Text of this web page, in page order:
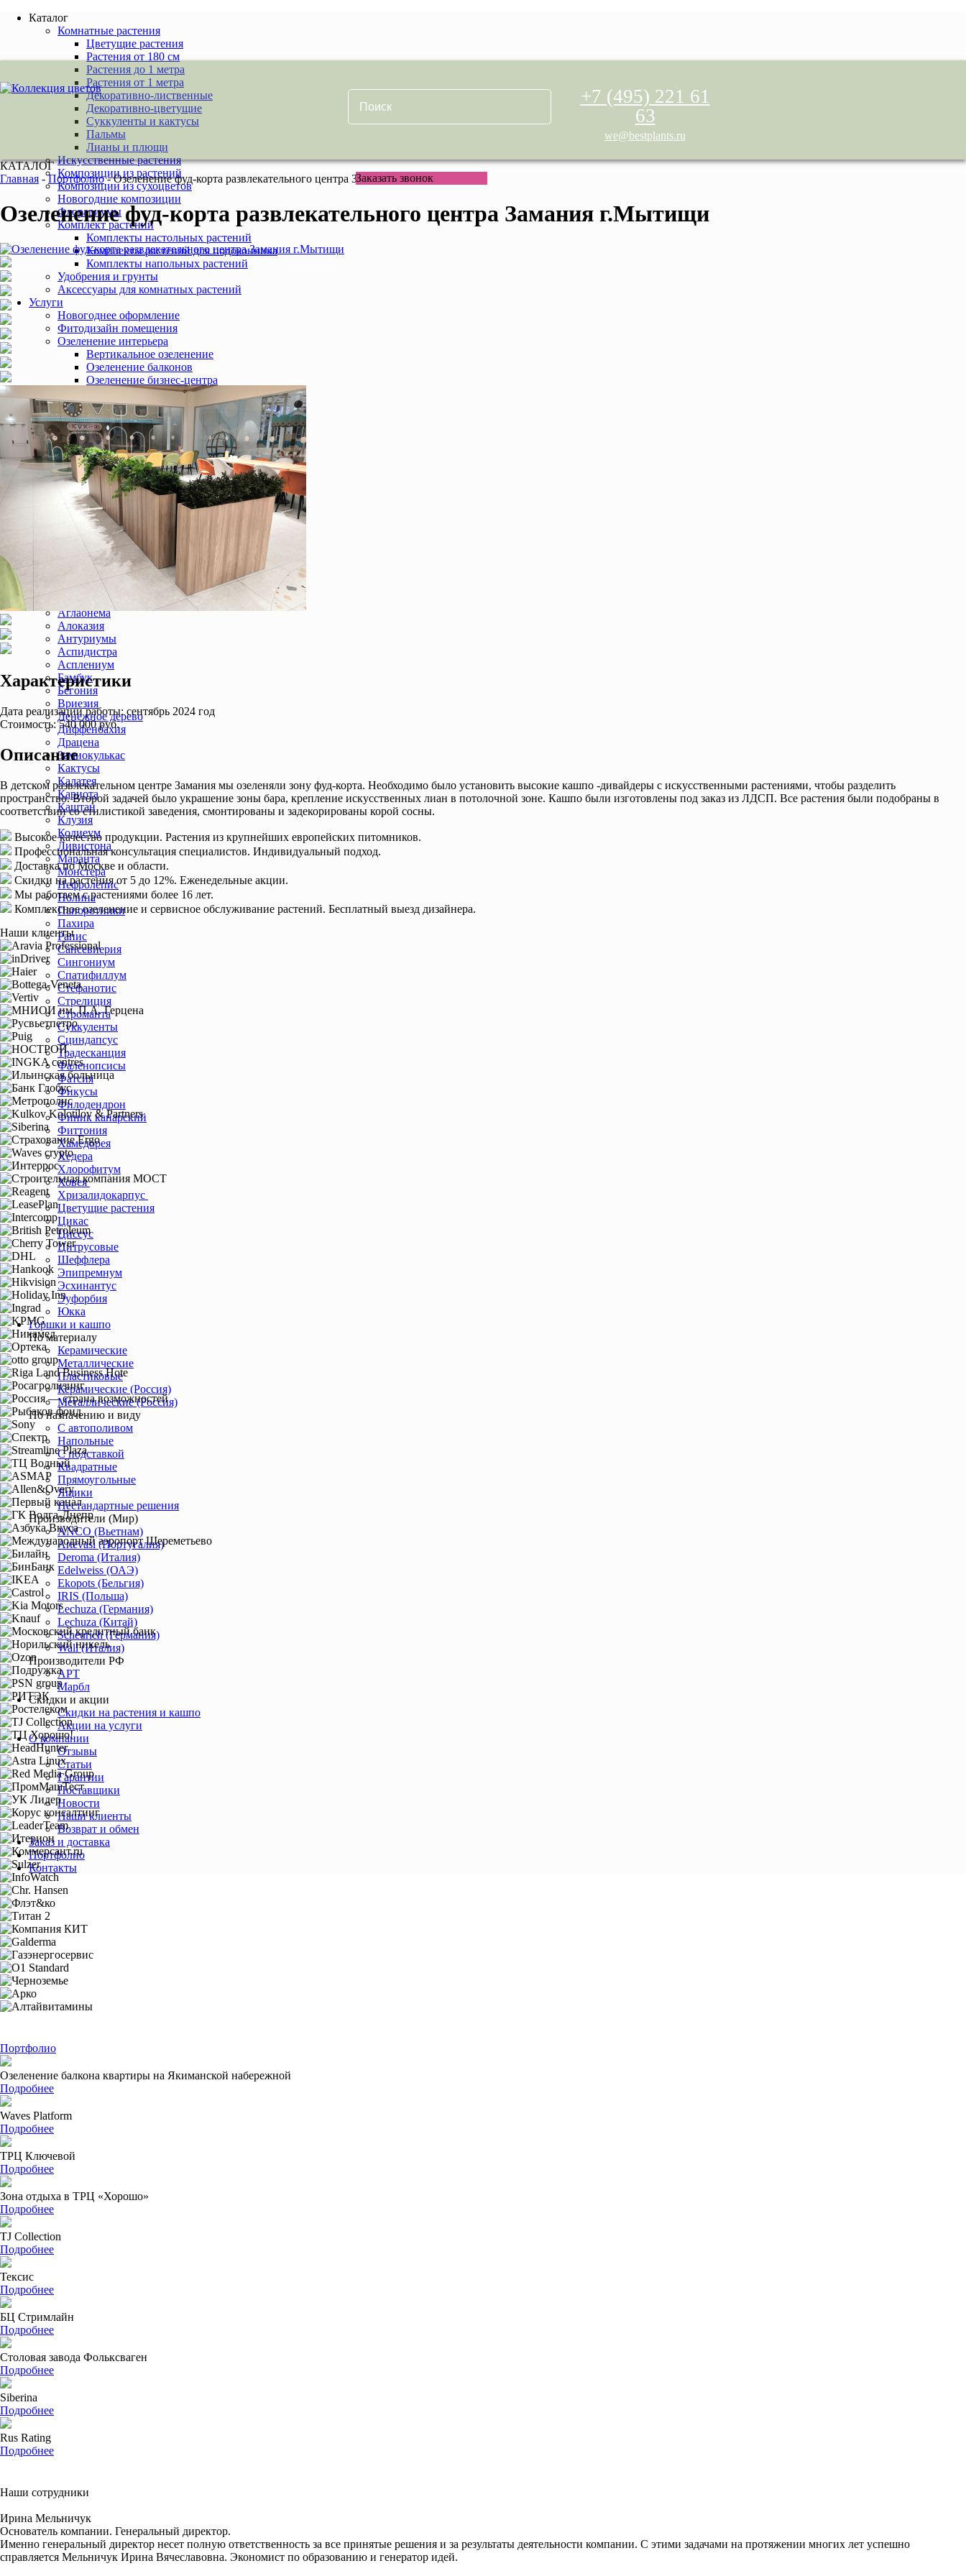
Каталог
Комнатные растения
Цветущие растения
Растения от 180 см
Растения до 1 метра
Растения от 1 метра
Декоративно-лиственные
Декоративно-цветущие
Суккуленты и кактусы
Пальмы
Лианы и плющи
Искусственные растения
Композиции из растений
Композиции из сухоцветов
Новогодние композиции
Флорариумы
Комплект растений
Комплекты настольных растений
Комплекты растений для подоконника
Комплекты напольных растений
Удобрения и грунты
Аксессуары для комнатных растений
Услуги
Новогоднее оформление
Фитодизайн помещения
Озеленение интерьера
Вертикальное озеленение
Озеленение балконов
Озеленение бизнес-центра
Озеленение торгового центра
Озеленение квартир и домов
Озеленение банка
Озеленение выставок
Озеленение зимних садов
Озеленение гостиницы
Озеленение медицинских центров
Озеленение ресепшн
Озеленение ресторанов и кафе
Озеленение салонов красоты
Озеленение спа-центров
Озеленение фитнес клубов
Озеленение офиса
Фитостены
Обслуживание растений
Аренда растений
Цветы
Аглаонема
Алоказия
Антуриумы
Аспидистра
Асплениум
Бамбук
Бегония
Вриезия
Денежное дерево
Диффенбахия
Драцена
Замиокулькас
Кактусы
Калатея
Кариота
Каштан
Клузия
Кодиеум
Ливистона
Маранта
Монстера
Нефролепис
Нолина
Папоротники
Пахира
Рапис
Сансевиерия
Сингониум
Спатифиллум
Стефанотис
Стрелиция
Строманта
Суккуленты
Сциндапсус
Традесканция
Фаленопсисы
Фатсия
Фикусы
Филодендрон
Финик канарский
Фиттония
Хамедорея
Хедера
Хлорофитум
Ховея
Хризалидокарпус
Цветущие растения
Цикас
Циссус
Цитрусовые
Шеффлера
Эпипремнум
Эсхинантус
Эуфорбия
Юкка
Горшки и кашпо
По материалу
Керамические
Металлические
Пластиковые
Керамические (Россия)
Металлические (Россия)
По назначению и виду
С автополивом
Напольные
С подставкой
Квадратные
Прямоугольные
Ящики
Нестандартные решения
Производители (Мир)
ANCO (Вьетнам)
Artevasi (Португалия)
Deroma (Италия)
Edelweiss (ОАЭ)
Ekopots (Бельгия)
IRIS (Польша)
Lechuza (Германия)
Lechuza (Китай)
Scheurich (Германия)
Wall (Италия)
Производители РФ
АРТ
Марбл
Скидки и акции
Скидки на растения и кашпо
Акции на услуги
О компании
Отзывы
Статьи
Гарантии
Поставщики
Новости
Наши клиенты
Возврат и обмен
Заказ и доставка
Портфолио
Контакты
+7 (495) 221 61
63
we@bestplants.ru
Заказать звонок
КАТАЛОГ
Главная - Портфолио - Озеленение фуд-корта развлекательного центра Замания г.Мытищи
Озеленение фуд-корта развлекательного центра Замания г.Мытищи
Характеристики
Дата реализации работы: сентябрь 2024 год
Стоимость:540 000 руб.
Описание
В детском развлекательном центре Замания мы озеленяли зону фуд-корта. Необходимо было установить высокие кашпо -дивайдеры с искусственными растениями, чтобы разделить
пространство. Второй задачей было украшение зоны бара, крепление искусственных лиан в потолочной зоне. Кашпо были изготовлены под заказ из ЛДСП. Все растения были подобраны в
соответствии со стилистикой заведения, смонтированы и задекорированы корой сосны.
Высокое качество продукции. Растения из крупнейших европейских питомников.
Профессиональная консультация специалистов. Индивидуальный подход.
Доставкапо Москве и области.
Скидки на растения от 5 до 12%. Еженедельные акции.
Мы работаем с растениями более 16 лет.
Комплексное озеленение и сервисное обслуживание растений. Бесплатный выезд дизайнера.
Наши клиенты
Портфолио
Озеленение балкона квартиры на Якиманской набережной
Подробнее
Waves Platform
Подробнее
ТРЦ Ключевой
Подробнее
Зона отдыха в ТРЦ «Хорошо»
Подробнее
TJ Collection
Подробнее
Тексис
Подробнее
БЦ Стримлайн
Подробнее
Столовая завода Фольксваген
Подробнее
Siberina
Подробнее
Rus Rating
Подробнее
Наши сотрудники
Ирина Мельничук
Основатель компании. Генеральный директор.
Именно генеральный директор несет полную ответственность за все принятые решения и за результаты деятельности компании. С этими задачами на протяжении многих лет успешно
справляется Мельничук Ирина Вячеславовна. Экономист по образованию и генератор идей.